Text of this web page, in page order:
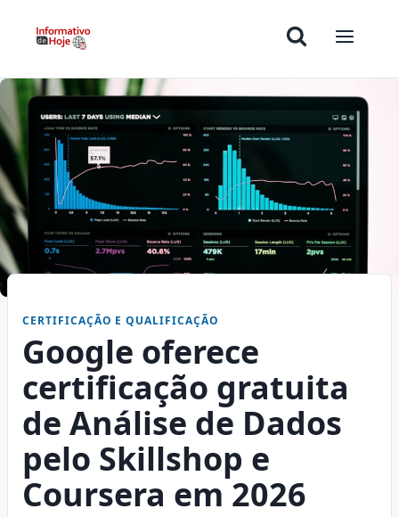
CERTIFICAÇÃO E QUALIFICAÇÃO
Google oferece
certificação gratuita
de Análise de Dados
pelo Skillshop e
Coursera em 2026